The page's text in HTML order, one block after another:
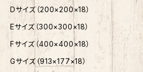
Dサイズ（200×200×18）
Eサイズ（300×300×18）
Fサイズ（400×400×18）
Gサイズ（913×177×18）